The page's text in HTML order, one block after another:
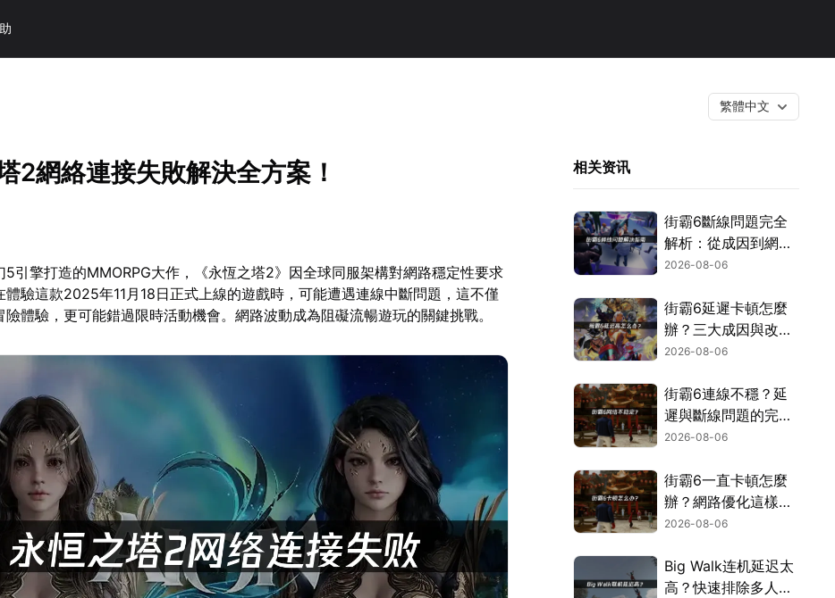
繁體中文
2網絡連接失敗解決全方案！
5引擎打造的MMORPG大作，《永恆之塔2》因全球同服架構對網路穩定性要求
體驗這款2025年11月18日正式上線的遊戲時，可能遭遇連線中斷問題，這不僅
險體驗，更可能錯過限時活動機會。網路波動成為阻礙流暢遊玩的關鍵挑戰。
相关资讯
街霸6斷線問題完全
解析：從成因到網路
優化的實用攻略！
2026-08-06
街霸6延遲卡頓怎麼
辦？三大成因與改善
對策！
2026-08-06
街霸6連線不穩？延
遲與斷線問題的完整
解決指南！
2026-08-06
街霸6一直卡頓怎麼
辦？網路優化這樣解
決！
2026-08-06
Big Walk连机延迟太
高？快速排除多人游